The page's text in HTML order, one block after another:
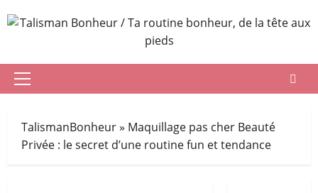
au
Menu
TalismanBonheur» Maquillage pas cher Beauté
Privée : le secret d’une routine fun et tendance